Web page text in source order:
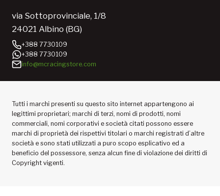
via Sottoprovinciale, 1/8
24021 Albino (BG)
+388 7730109
+388 7730109
info@mcracingstore.com
Tutti i marchi presenti su questo sito internet appartengono ai
legittimi proprietari; marchi di terzi, nomi di prodotti, nomi
commerciali, nomi corporativi e società citati possono essere
marchi di proprietà dei rispettivi titolari o marchi registrati d’altre
società e sono stati utilizzati a puro scopo esplicativo ed a
beneficio del possessore, senza alcun fine di violazione dei diritti di
Copyright vigenti.